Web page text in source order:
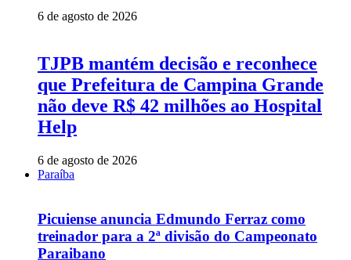
6 de agosto de 2026
TJPB mantém decisão e reconhece
que Prefeitura de Campina Grande
não deve R$ 42 milhões ao Hospital
Help
6 de agosto de 2026
Paraíba
Picuiense anuncia Edmundo Ferraz como
treinador para a 2ª divisão do Campeonato
Paraibano